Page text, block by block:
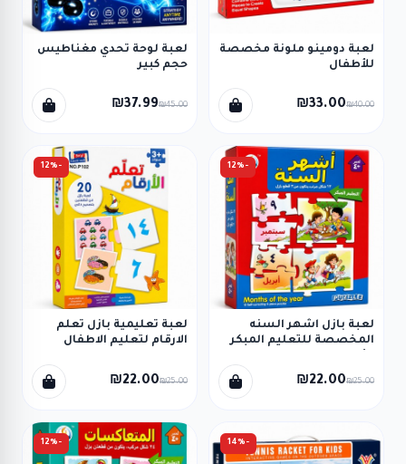
لعبة دومينو ملونة مخصصة
للأطفال
₪33.00₪40.00
لعبة لوحة تحدي مغناطيس
حجم كبير
₪37.99₪45.00
-12%
لعبة بازل اشهر السنه
المخصصة للتعليم المبكر
₪22.00₪25.00
-12%
لعبة تعليمية بازل تعلم
الارقام لتعليم الاطفال
₪22.00₪25.00
-14%
-12%